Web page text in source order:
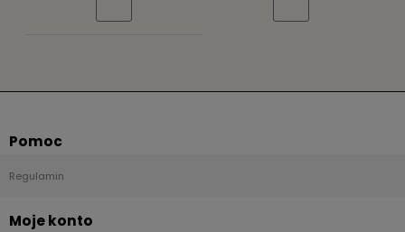
Pomoc
Regulamin
Moje konto